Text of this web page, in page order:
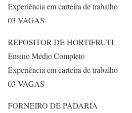
Experiência em carteira de trabalho
03 VAGAS
REPOSITOR DE HORTIFRUTI
Ensino Médio Completo
Experiência em carteira de trabalho
03 VAGAS
FORNEIRO DE PADARIA